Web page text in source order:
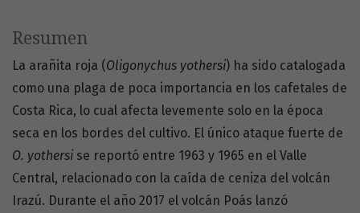
Resumen
La arañita roja (Oligonychus yothersi) ha sido catalogada
como una plaga de poca importancia en los cafetales de
Costa Rica, lo cual afecta levemente solo en la época
seca en los bordes del cultivo. El único ataque fuerte de
O. yothersi se reportó entre 1963 y 1965 en el Valle
Central, relacionado con la caída de ceniza del volcán
Irazú. Durante el año 2017 el volcán Poás lanzó